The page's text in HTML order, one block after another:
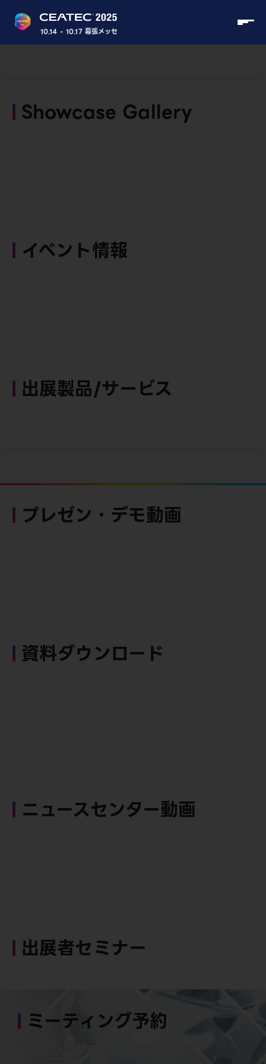
10.14 - 10.17 幕張メッセ
Showcase Gallery
イベント情報
出展製品/サービス
プレゼン・デモ動画
資料ダウンロード
ニュースセンター動画
出展者セミナー
ミーティング予約